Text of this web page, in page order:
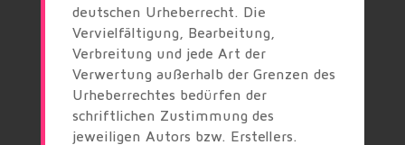
deutschen Urheberrecht. Die
Vervielfältigung, Bearbeitung,
Verbreitung und jede Art der
Verwertung außerhalb der Grenzen des
Urheberrechtes bedürfen der
schriftlichen Zustimmung des
jeweiligen Autors bzw. Erstellers.